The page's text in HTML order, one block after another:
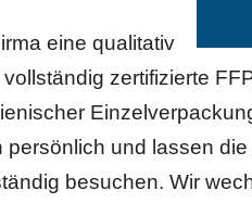
eine qualitativ
zertifizierte
persönlich und lassen
besuchen. Wir